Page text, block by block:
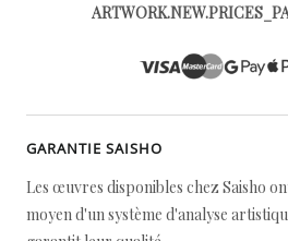
GARANTIE SAISHO
Les œuvres disponibles chez Saisho
moyen d'un système d'analyse